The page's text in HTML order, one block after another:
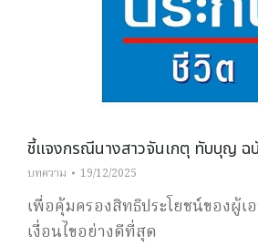
ชี้แจงกรณีนางสาวจันเกตุ ทับบุญ ฉ
บทความ 19/12/2025
เพื่อคุ้มครองสิทธิประโยชน์ของผู้เ
เงื่อนไขอย่างดีที่สุด